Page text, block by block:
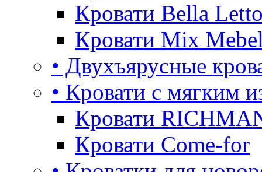
Кровати Bella
Кровати Mix
• Двухъярусные
• Кровати с мягким
Кровати
Кровати Come-for